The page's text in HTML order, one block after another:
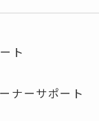
ト
ナーサポート